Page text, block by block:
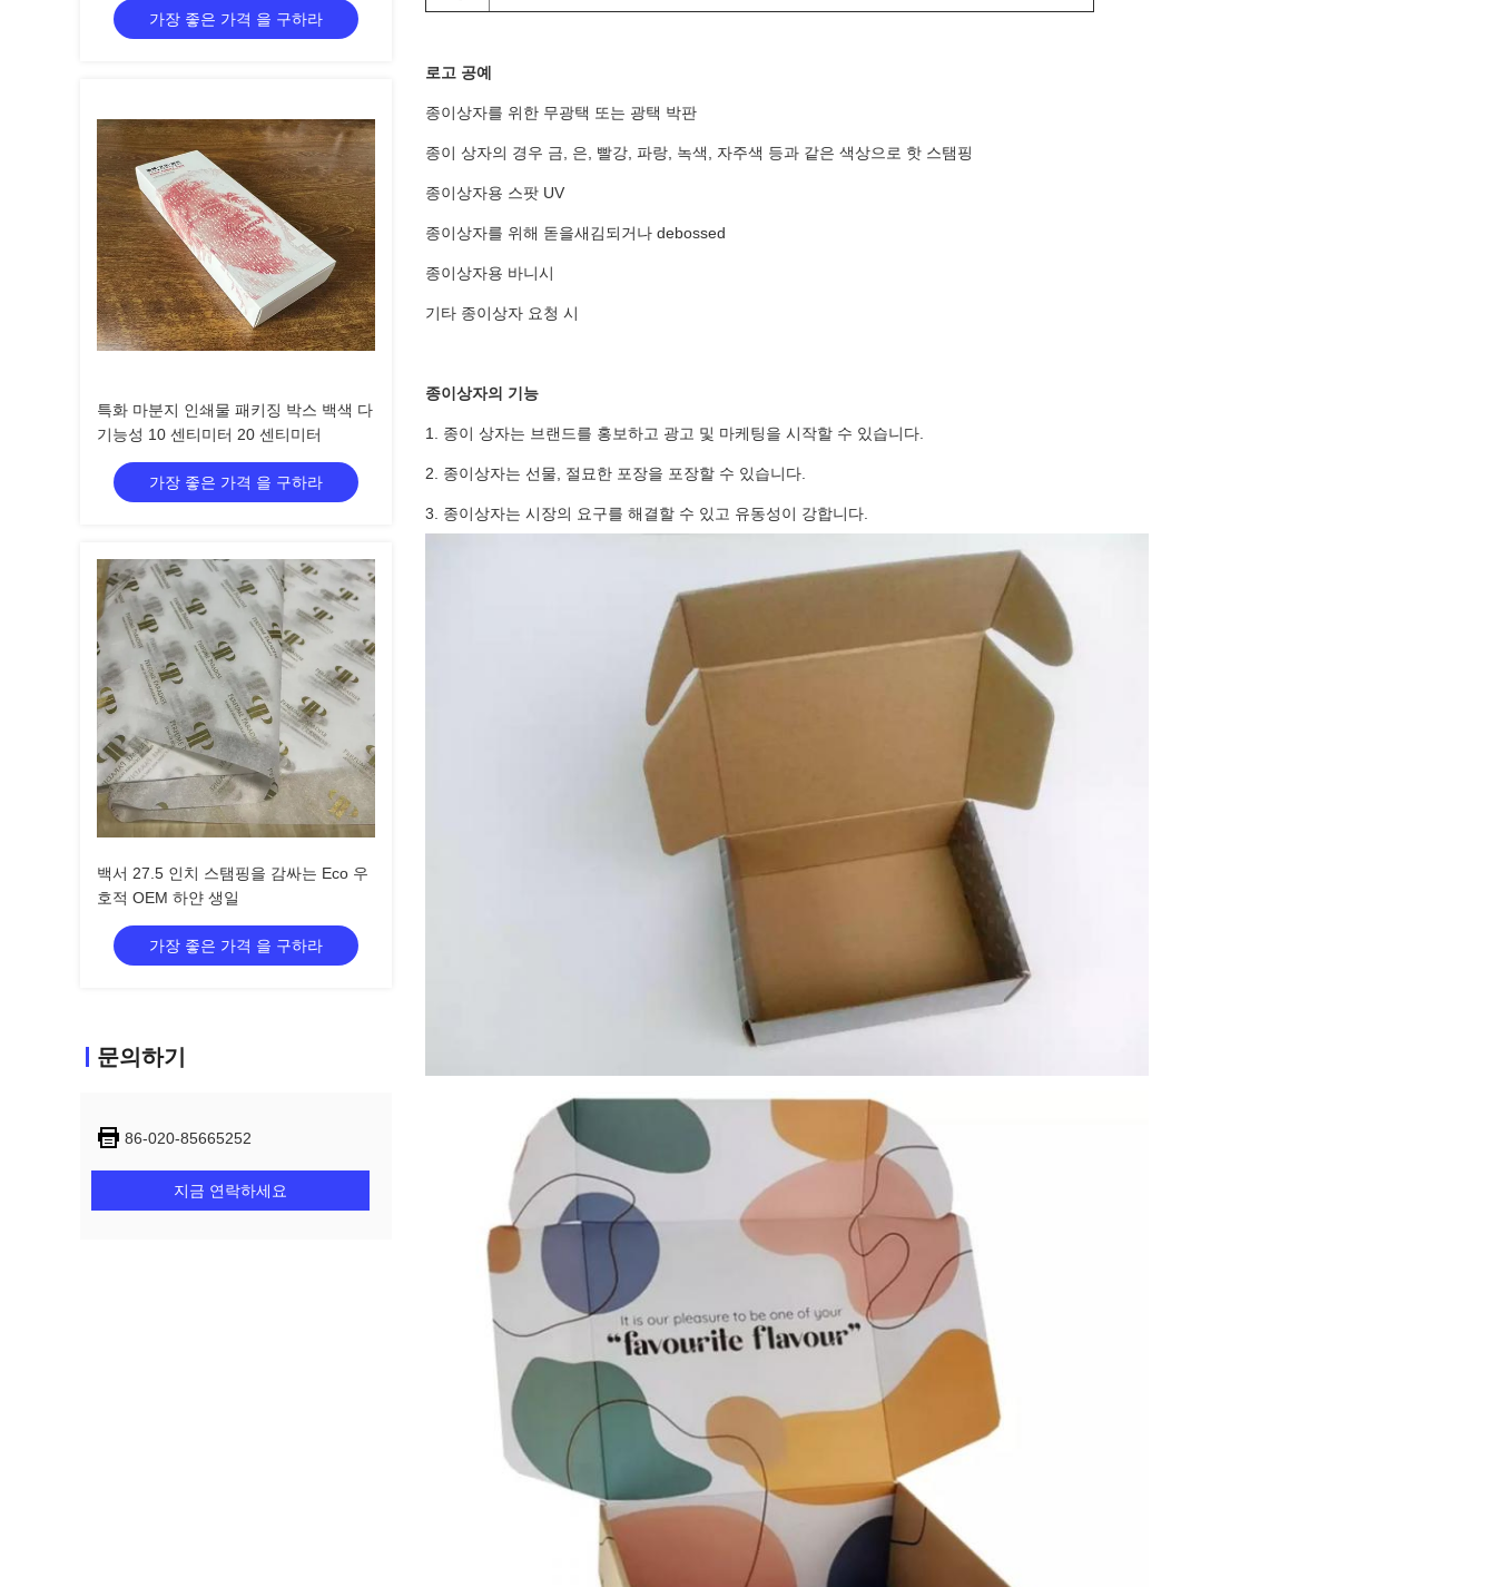
가장 좋은 가격 을 구하라
특화 마분지 인쇄물 패키징 박스 백색 다
기능성 10 센티미터 20 센티미터
가장 좋은 가격 을 구하라
백서 27.5 인치 스탬핑을 감싸는 Eco 우
호적 OEM 하얀 생일
가장 좋은 가격 을 구하라
문의하기
86-020-85665252
지금 연락하세요
로고 공예
종이상자를 위한 무광택 또는 광택 박판
종이 상자의 경우 금, 은, 빨강, 파랑, 녹색, 자주색 등과 같은 색상으로 핫 스탬핑
종이상자용 스팟 UV
종이상자를 위해 돋을새김되거나 debossed
종이상자용 바니시
기타 종이상자 요청 시
종이상자의 기능
1. 종이 상자는 브랜드를 홍보하고 광고 및 마케팅을 시작할 수 있습니다.
2. 종이상자는 선물, 절묘한 포장을 포장할 수 있습니다.
3. 종이상자는 시장의 요구를 해결할 수 있고 유동성이 강합니다.